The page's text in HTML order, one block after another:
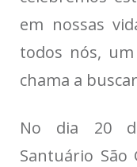
em nossas
todos nós,
chama a
No dia 20
Santuário São